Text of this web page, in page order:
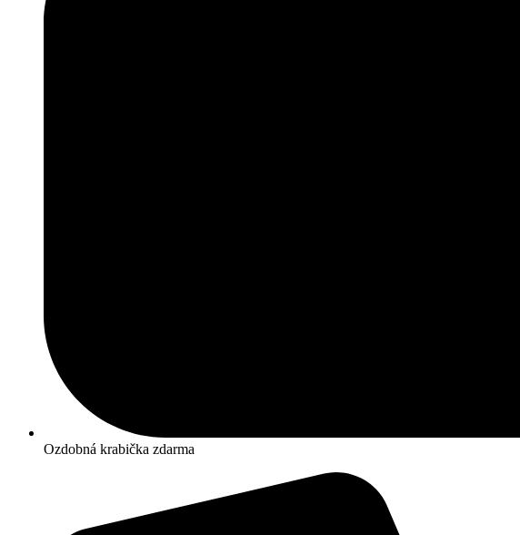
Ozdobná krabička zdarma